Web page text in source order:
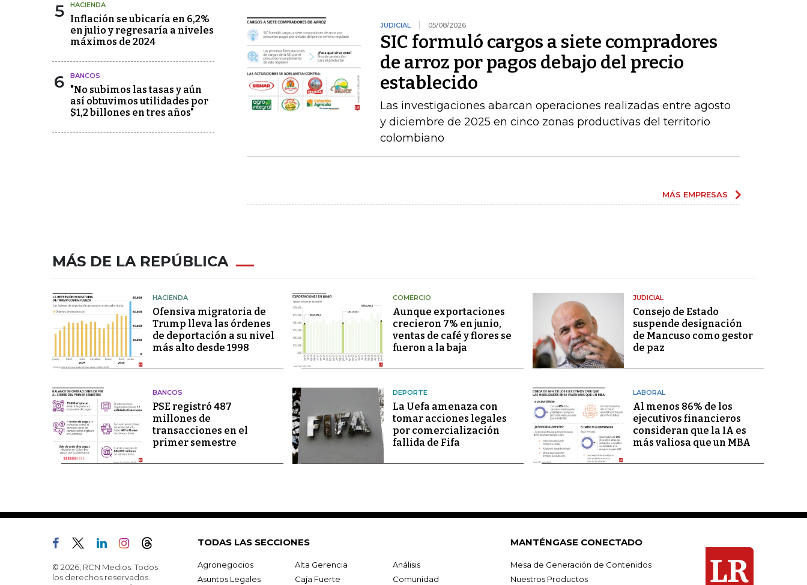
5 HACIENDA
Inflación se ubicaría en 6,2%
en julio y regresaría a niveles
máximos de 2024
6 BANCOS
"No subimos las tasas y aún
así obtuvimos utilidades por
$1,2 billones en tres años"
JUDICIAL 05/08/2026
SIC formuló cargos a siete compradores
de arroz por pagos debajo del precio
establecido
Las investigaciones abarcan operaciones realizadas entre agosto
y diciembre de 2025 en cinco zonas productivas del territorio
colombiano
MÁS EMPRESAS
MÁS DE LA REPÚBLICA
HACIENDA
Ofensiva migratoria de
Trump lleva las órdenes
de deportación a su nivel
más alto desde 1998
COMERCIO
Aunque exportaciones
crecieron 7% en junio,
ventas de café y flores se
fueron a la baja
JUDICIAL
Consejo de Estado
suspende designación
de Mancuso como gestor
de paz
BANCOS
PSE registró 487
millones de
transacciones en el
primer semestre
DEPORTE
La Uefa amenaza con
tomar acciones legales
por comercialización
fallida de Fifa
LABORAL
Al menos 86% de los
ejecutivos financieros
consideran que la IA es
más valiosa que un MBA
© 2026, RCN Medios. Todos
los derechos reservados.
TODAS LAS SECCIONES
Agronegocios Alta Gerencia
Análisis
Asuntos Legales
Caja Fuerte Comunidad
MANTÉNGASE CONECTADO
Mesa de Generación de Contenidos
Nuestros Productos